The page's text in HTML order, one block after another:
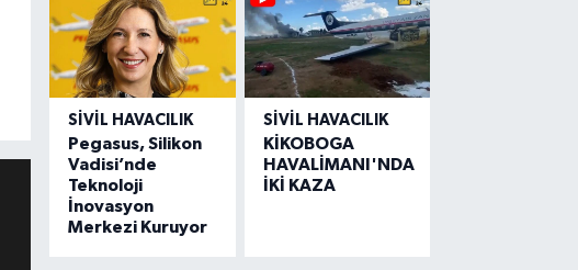
SIVIL HAVACILIK
Pegasus, Silikon
Vadisi’nde
Teknoloji
İnovasyon
Merkezi Kuruyor
SIVIL HAVACILIK
KİKOBOGA
HAVALİMANI'NDA
İKİ KAZA